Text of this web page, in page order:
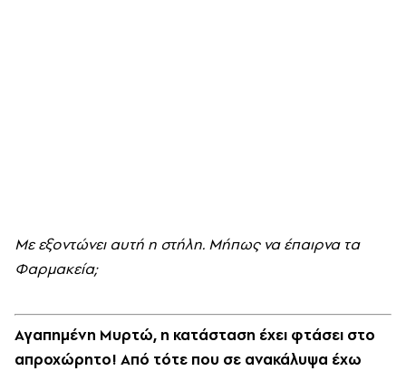
Mε εξοντώνει αυτή η στήλη. Mήπως να έπαιρνα τα
Φαρμακεία;
Aγαπημένη Mυρτώ, η κατάσταση έχει φτάσει στο
απροχώρητο! Aπό τότε που σε ανακάλυψα έχω